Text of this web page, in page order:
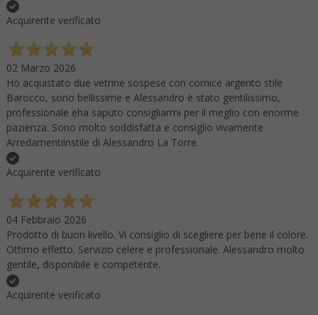
Acquirente verificato
02 Marzo 2026
Ho acquistato due vetrine sospese con cornice argento stile
Barocco, sono bellissime e Alessandro è stato gentilissimo,
professionale eha saputo consigliarmi per il meglio con enorme
pazienza. Sono molto soddisfatta e consiglio vivamente
Arredamentiinstile di Alessandro La Torre.
Acquirente verificato
04 Febbraio 2026
Prodotto di buon livello. Vi consiglio di scegliere per bene il colore.
Ottimo effetto. Servizio celere e professionale. Alessandro molto
gentile, disponibile e competente.
Acquirente verificato